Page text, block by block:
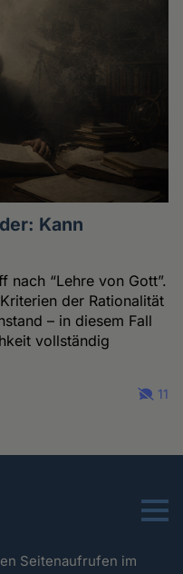
Kann
nach “Lehre von Gott”.
der Rationalität
– in diesem Fall
vollständig
11
Menu
Seitenaufrufen im